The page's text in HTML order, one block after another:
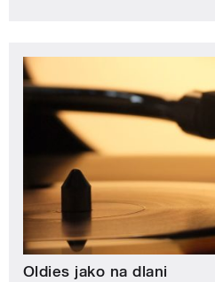
Oldies jako na dlani